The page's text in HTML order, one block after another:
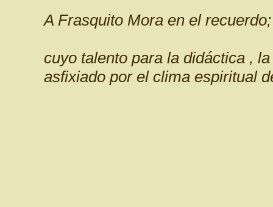
A Frasquito Mora en el recuerdo;
cuyo talento para la didáctica ,
asfixiado por el clima espiritual